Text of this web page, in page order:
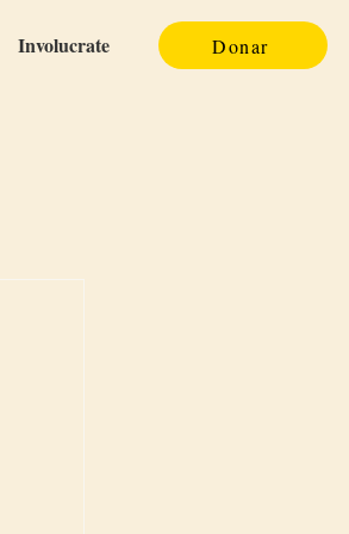
Involucrate Donar